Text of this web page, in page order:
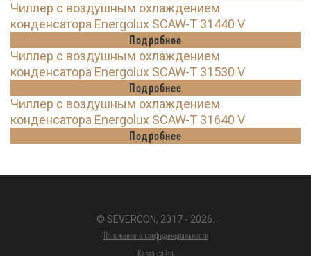
Чиллер с воздушным охлаждением
конденсатора Energolux SCAW-T 31440 V
Подробнее
Чиллер с воздушным охлаждением
конденсатора Energolux SCAW-T 31530 V
Подробнее
Чиллер с воздушным охлаждением
конденсатора Energolux SCAW-T 31640 V
Подробнее
© SEVERCON, 2017 - 2026.
Положение о конфиденциальности
Карта сайта